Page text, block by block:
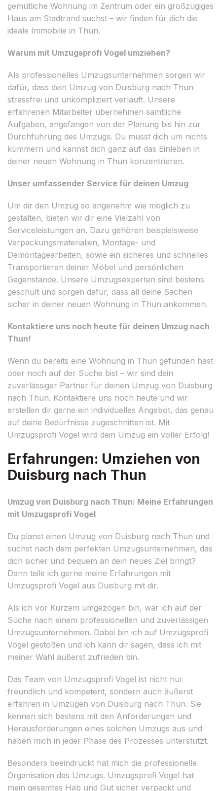
gemütliche Wohnung im Zentrum oder ein großzügiges
Haus am Stadtrand suchst – wir finden für dich die
ideale Immobilie in Thun.
Warum mit Umzugsprofi Vogel umziehen?
Als professionelles Umzugsunternehmen sorgen wir
dafür, dass dein Umzug von Duisburg nach Thun
stressfrei und unkompliziert verläuft. Unsere
erfahrenen Mitarbeiter übernehmen sämtliche
Aufgaben, angefangen von der Planung bis hin zur
Durchführung des Umzugs. Du musst dich um nichts
kümmern und kannst dich ganz auf das Einleben in
deiner neuen Wohnung in Thun konzentrieren.
Unser umfassender Service für deinen Umzug
Um dir den Umzug so angenehm wie möglich zu
gestalten, bieten wir dir eine Vielzahl von
Serviceleistungen an. Dazu gehören beispielsweise
Verpackungsmaterialien, Montage- und
Demontagearbeiten, sowie ein sicheres und schnelles
Transportieren deiner Möbel und persönlichen
Gegenstände. Unsere Umzugsexperten sind bestens
geschult und sorgen dafür, dass all deine Sachen
sicher in deiner neuen Wohnung in Thun ankommen.
Kontaktiere uns noch heute für deinen Umzug nach
Thun!
Wenn du bereits eine Wohnung in Thun gefunden hast
oder noch auf der Suche bist – wir sind dein
zuverlässiger Partner für deinen Umzug von Duisburg
nach Thun. Kontaktiere uns noch heute und wir
erstellen dir gerne ein individuelles Angebot, das genau
auf deine Bedürfnisse zugeschnitten ist. Mit
Umzugsprofi Vogel wird dein Umzug ein voller Erfolg!
Erfahrungen: Umziehen von
Duisburg nach Thun
Umzug von Duisburg nach Thun: Meine Erfahrungen
mit Umzugsprofi Vogel
Du planst einen Umzug von Duisburg nach Thun und
suchst nach dem perfekten Umzugsunternehmen, das
dich sicher und bequem an dein neues Ziel bringt?
Dann teile ich gerne meine Erfahrungen mit
Umzugsprofi Vogel aus Duisburg mit dir.
Als ich vor Kurzem umgezogen bin, war ich auf der
Suche nach einem professionellen und zuverlässigen
Umzugsunternehmen. Dabei bin ich auf Umzugsprofi
Vogel gestoßen und ich kann dir sagen, dass ich mit
meiner Wahl äußerst zufrieden bin.
Das Team von Umzugsprofi Vogel ist nicht nur
freundlich und kompetent, sondern auch äußerst
erfahren in Umzügen von Duisburg nach Thun. Sie
kennen sich bestens mit den Anforderungen und
Herausforderungen eines solchen Umzugs aus und
haben mich in jeder Phase des Prozesses unterstützt.
Besonders beeindruckt hat mich die professionelle
Organisation des Umzugs. Umzugsprofi Vogel hat
mein gesamtes Hab und Gut sicher verpackt und